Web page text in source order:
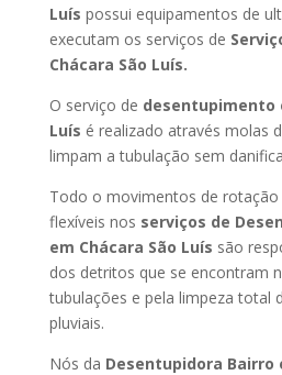
Luís possui equipamentos de
executam os serviços de
Chácara São Luís.
O serviço de desentupimento
Luís é realizado através molas
limpam a tubulação sem
Todo o movimentos de rotação
flexíveis nos serviços de
em Chácara São Luís são
dos detritos que se encontram
tubulações e pela limpeza total
pluviais.
Nós da Desentupidora Bairro